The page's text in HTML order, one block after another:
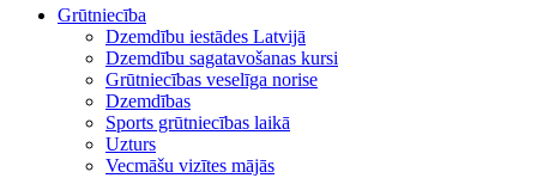
Grūtniecība
Dzemdību iestādes Latvijā
Dzemdību sagatavošanas kursi
Grūtniecības veselīga norise
Dzemdības
Sports grūtniecības laikā
Uzturs
Vecmāšu vizītes mājās